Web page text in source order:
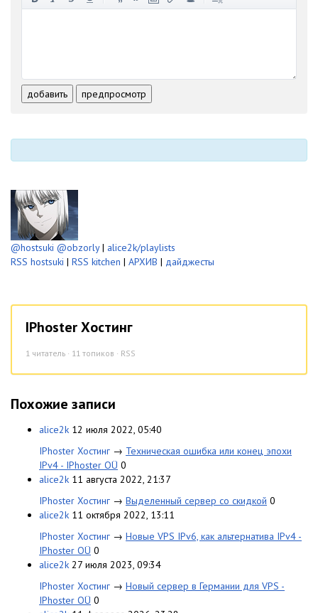
-
-
-
добавить предпросмотр
@hostsuki @obzorly| alice2k/playlists
RSS hostsuki | RSS kitchen | АРХИВ | дайджесты
IPhoster Хостинг
1 читатель · 11 топиков · RSS
Похожие записи
alice2k 12 июля 2022, 05:40
IPhoster Хостинг → Техническая ошибка или конец эпохи
IPv4 - IPhoster OÜ 0
alice2k 11 августа 2022, 21:37
IPhoster Хостинг → Выделенный сервер со скидкой 0
alice2k 11 октября 2022, 13:11
IPhoster Хостинг → Новые VPS IPv6, как альтернатива IPv4 -
IPhoster OÜ 0
alice2k 27 июля 2023, 09:34
IPhoster Хостинг → Новый сервер в Германии для VPS -
IPhoster OÜ 0